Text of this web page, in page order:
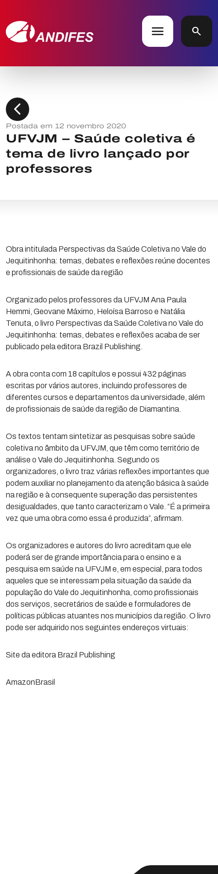
menu search
chevron_left
Postada em 12 novembro 2020
UFVJM – Saúde coletiva é
tema de livro lançado por
professores
Obra intitulada Perspectivas da Saúde Coletiva no Vale do
Jequitinhonha: temas, debates e reflexões reúne docentes
e profissionais de saúde da região
Organizado pelos professores da UFVJM Ana Paula
Hemmi, Geovane Máximo, Heloísa Barroso e Natália
Tenuta, o livro Perspectivas da Saúde Coletiva no Vale do
Jequitinhonha: temas, debates e reflexões acaba de ser
publicado pela editora Brazil Publishing.
A obra conta com 18 capítulos e possui 432 páginas
escritas por vários autores, incluindo professores de
diferentes cursos e departamentos da universidade, além
de profissionais de saúde da região de Diamantina.
Os textos tentam sintetizar as pesquisas sobre saúde
coletiva no âmbito da UFVJM, que têm como território de
análise o Vale do Jequitinhonha. Segundo os
organizadores, o livro traz várias reflexões importantes que
podem auxiliar no planejamento da atenção básica à saúde
na região e à consequente superação das persistentes
desigualdades, que tanto caracterizam o Vale. “É a primeira
vez que uma obra como essa é produzida”, afirmam.
Os organizadores e autores do livro acreditam que ele
poderá ser de grande importância para o ensino e a
pesquisa em saúde na UFVJM e, em especial, para todos
aqueles que se interessam pela situação da saúde da
população do Vale do Jequitinhonha, como profissionais
dos serviços, secretários de saúde e formuladores de
políticas públicas atuantes nos municípios da região. O livro
pode ser adquirido nos seguintes endereços virtuais:
Site da editora Brazil Publishing
AmazonBrasil